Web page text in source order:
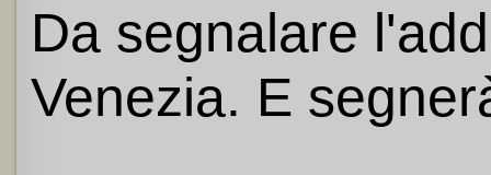
Da segnalare
Venezia. E